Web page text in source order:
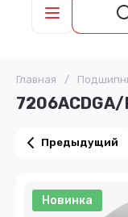
Главная /
Предыдущий
Новинка